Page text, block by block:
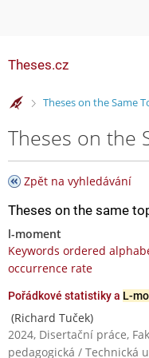
Theses.cz
>
Theses on the Same
Theses on the
Zpět na vyhledávání
Theses on the same
l-moment
Keywords ordered
occurrence rate
Pořádkové statistiky a L-
(Richard Tuček)
2024, Disertační práce,
pedagogická / Technická